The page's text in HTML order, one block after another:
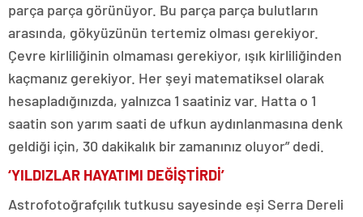
parça parça görünüyor. Bu parça parça bulutların
arasında, gökyüzünün tertemiz olması gerekiyor.
Çevre kirliliğinin olmaması gerekiyor, ışık kirliliğinden
kaçmanız gerekiyor. Her şeyi matematiksel olarak
hesapladığınızda, yalnızca 1 saatiniz var. Hatta o 1
saatin son yarım saati de ufkun aydınlanmasına denk
geldiği için, 30 dakikalık bir zamanınız oluyor” dedi.
‘YILDIZLAR HAYATIMI DEĞİŞTİRDİ’
Astrofotoğrafçılık tutkusu sayesinde eşi Serra Dereli